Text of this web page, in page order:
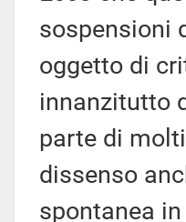
sospensioni
oggetto di
innanzitutto
parte di
dissenso
spontanea